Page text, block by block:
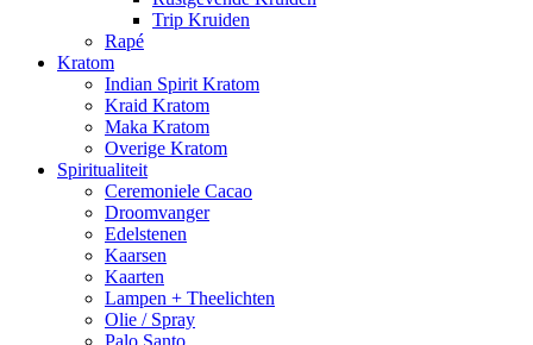
Trip Kruiden
Rapé
Kratom
Indian Spirit Kratom
Kraid Kratom
Maka Kratom
Overige Kratom
Spiritualiteit
Ceremoniele Cacao
Droomvanger
Edelstenen
Kaarsen
Kaarten
Lampen + Theelichten
Olie / Spray